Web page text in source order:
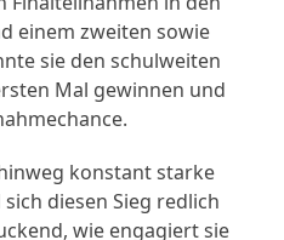
einem zweiten sowie
sie den schulweiten
Mal gewinnen und
konstant starke
diesen Sieg redlich
wie engagiert sie